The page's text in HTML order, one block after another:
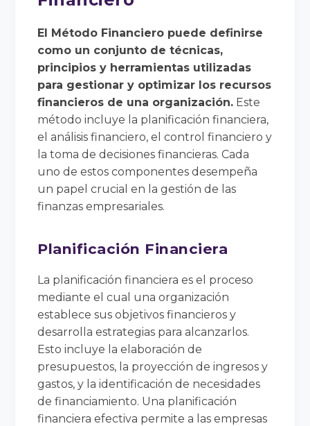
El Método Financiero puede definirse
como un conjunto de técnicas,
principios y herramientas utilizadas
para gestionar y optimizar los recursos
financieros de una organización. Este
método incluye la planificación financiera,
el análisis financiero, el control financiero y
la toma de decisiones financieras. Cada
uno de estos componentes desempeña
un papel crucial en la gestión de las
finanzas empresariales.
Planificación Financiera
La planificación financiera es el proceso
mediante el cual una organización
establece sus objetivos financieros y
desarrolla estrategias para alcanzarlos.
Esto incluye la elaboración de
presupuestos, la proyección de ingresos y
gastos, y la identificación de necesidades
de financiamiento. Una planificación
financiera efectiva permite a las empresas